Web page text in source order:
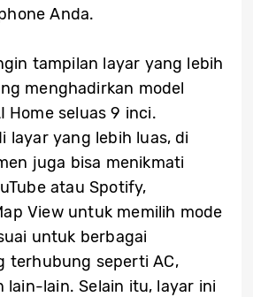
Anda.
tampilan layar yang lebih
menghadirkan model
Home seluas 9 inci.
layar yang lebih luas, di
juga bisa menikmati
atau Spotify,
View untuk memilih mode
untuk berbagai
terhubung seperti AC,
lain-lain. Selain itu, layar ini